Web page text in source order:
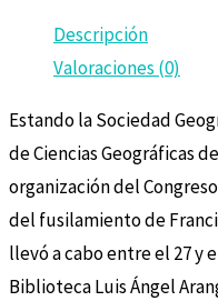
Descripción
Valoraciones (0)
Estando la Sociedad
de Ciencias Geográficas
organización del
del fusilamiento de
llevó a cabo entre el 27 y
Biblioteca Luis Ángel